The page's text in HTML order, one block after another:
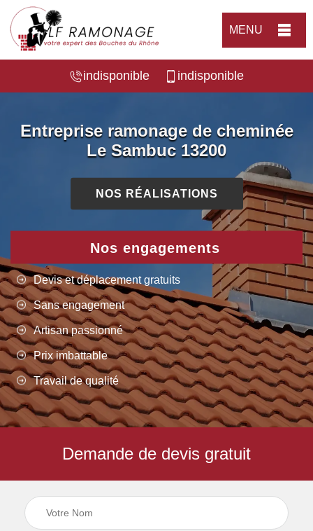
MENU
indisponible indisponible
Entreprise ramonage de cheminée
Le Sambuc 13200
NOS RÉALISATIONS
Nos engagements
Devis et déplacement gratuits
Sans engagement
Artisan passionné
Prix imbattable
Travail de qualité
Demande de devis gratuit